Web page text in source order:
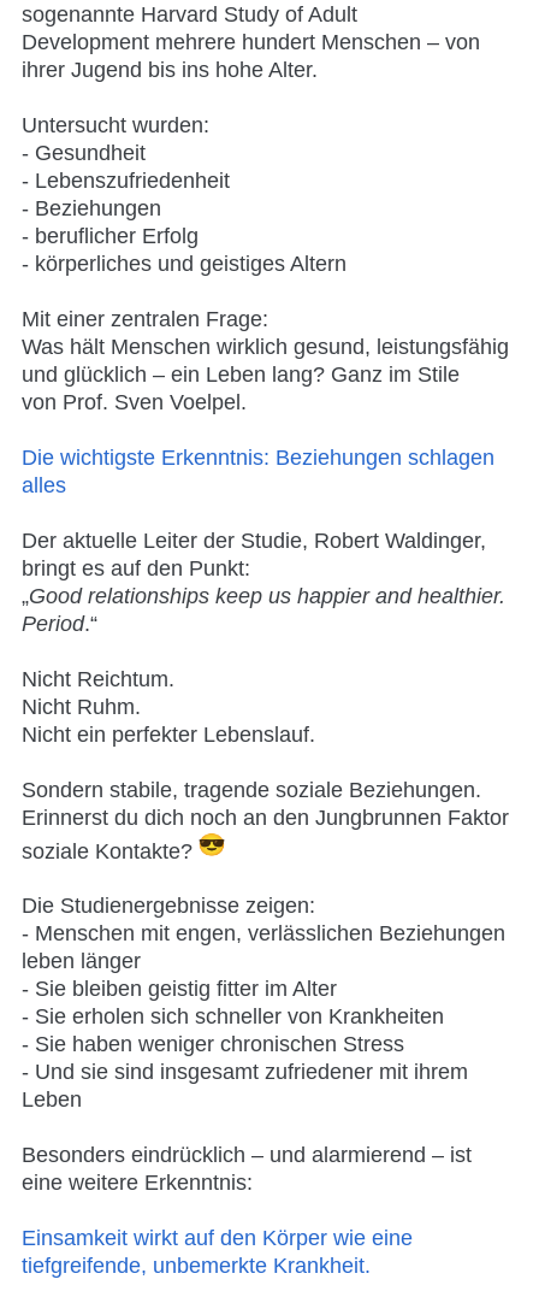
sogenannte Harvard Study of Adult
Development mehrere hundert Menschen – von
ihrer Jugend bis ins hohe Alter.
Untersucht wurden:
- Gesundheit
- Lebenszufriedenheit
- Beziehungen
- beruflicher Erfolg
- körperliches und geistiges Altern
Mit einer zentralen Frage:
Was hält Menschen wirklichgesund, leistungsfähig
und glücklich – ein Leben lang? Ganz im Stile
von Prof. Sven Voelpel.
Die wichtigste Erkenntnis: Beziehungen schlagen
alles
Der aktuelle Leiter der Studie, Robert Waldinger,
bringt es auf den Punkt:
„Good relationships keep us happier and healthier.
Period.“
Nicht Reichtum.
Nicht Ruhm.
Nicht ein perfekter Lebenslauf.
Sondernstabile, tragende soziale Beziehungen.
Erinnerst du dich noch an den Jungbrunnen Faktor
soziale Kontakte?
Die Studienergebnisse zeigen:
- Menschen mit engen, verlässlichen Beziehungen
leben länger
- Sie bleiben geistig fitter im Alter
- Sie erholen sich schneller von Krankheiten
- Sie haben weniger chronischen Stress
- Und sie sind insgesamt zufriedener mit ihrem
Leben
Besonders eindrücklich – und alarmierend – ist
eine weitere Erkenntnis:
Einsamkeit wirkt auf den Körper wie eine
tiefgreifende, unbemerkte Krankheit.